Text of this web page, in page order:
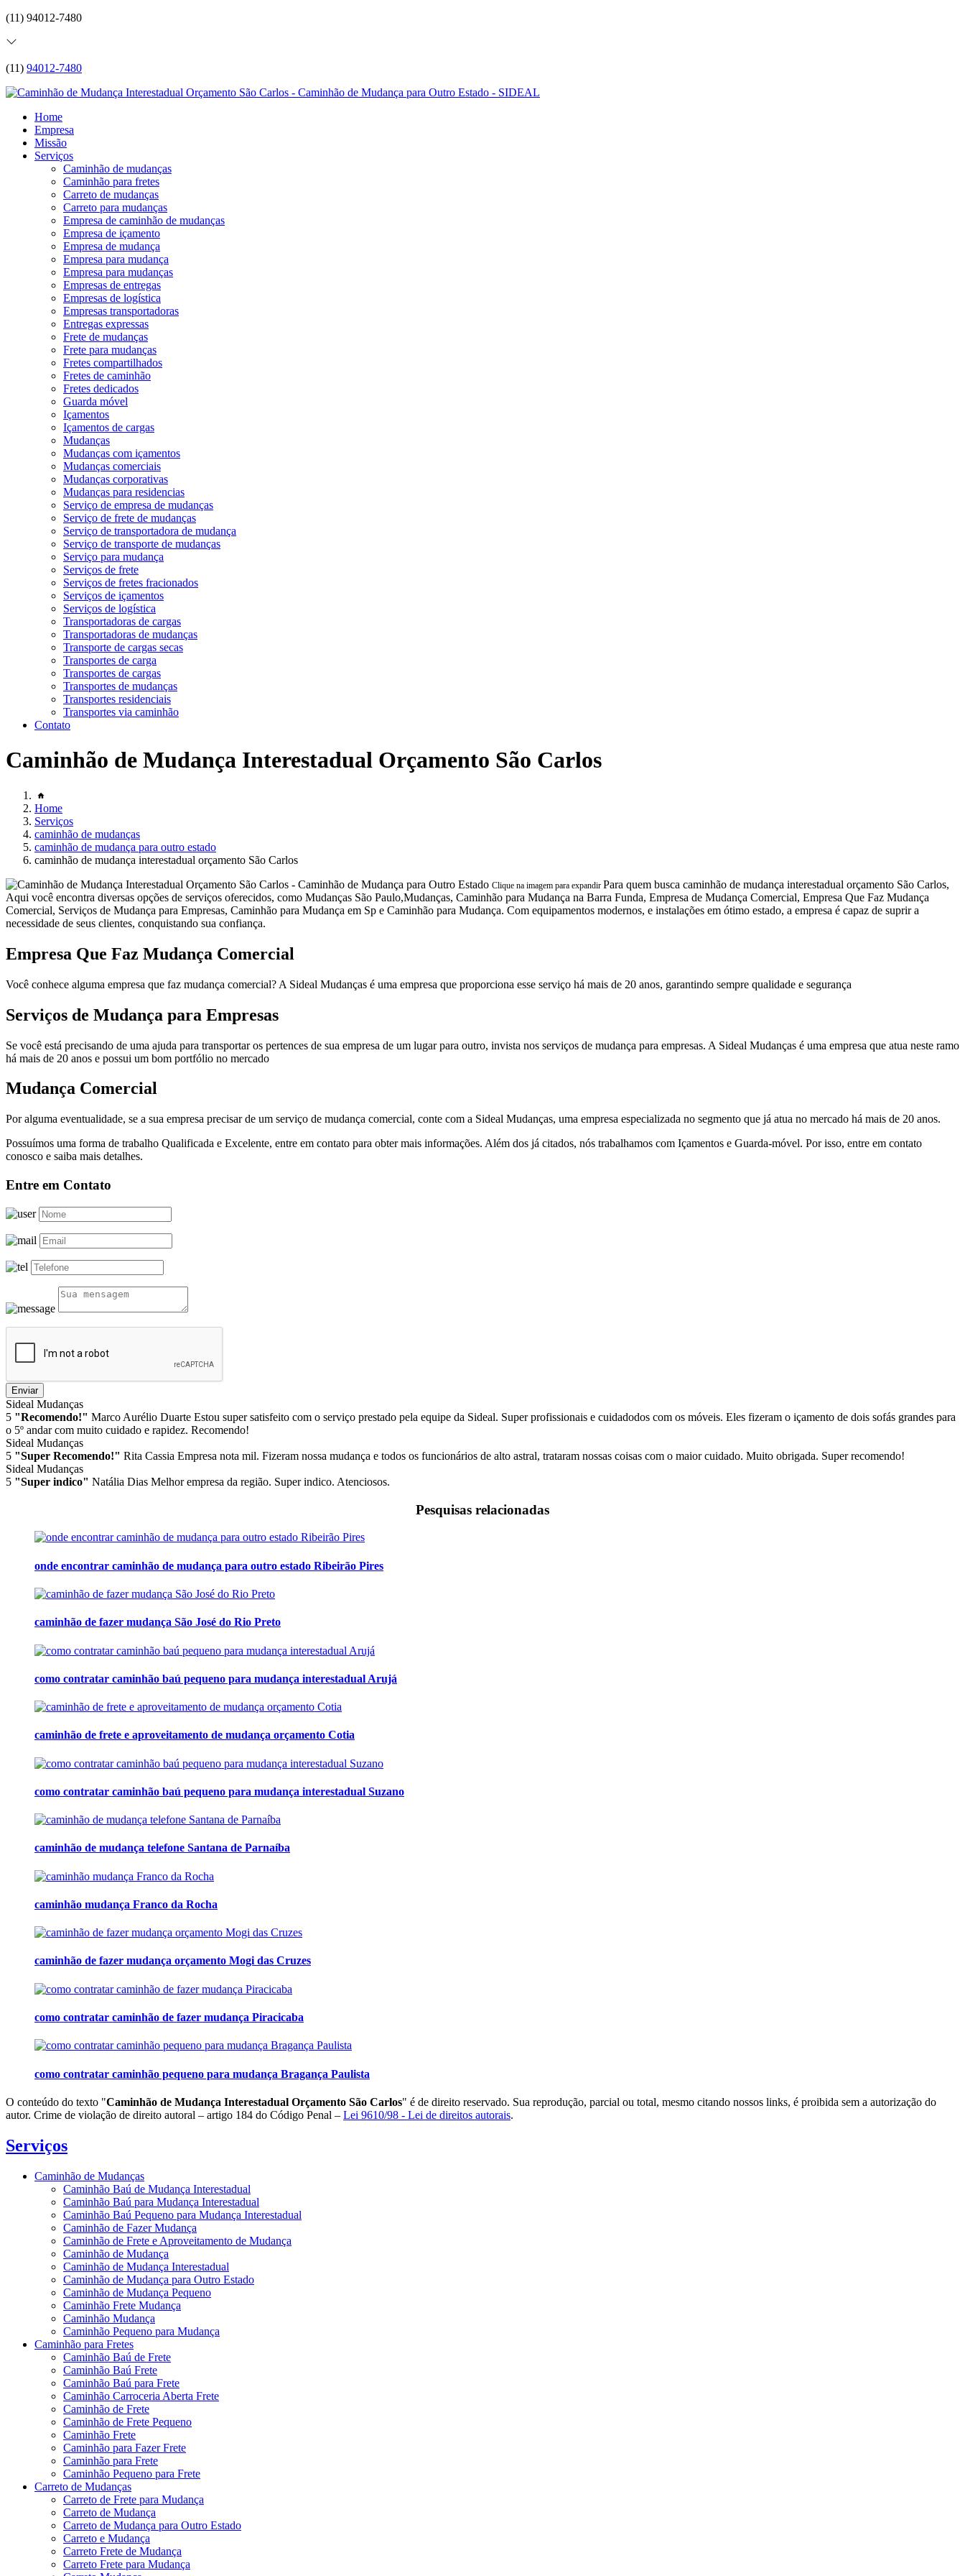
(11) 94012-7480
(11) 94012-7480
Home
Empresa
Missão
Serviços
Caminhão de mudanças
Caminhão para fretes
Carreto de mudanças
Carreto para mudanças
Empresa de caminhão de mudanças
Empresa de içamento
Empresa de mudança
Empresa para mudança
Empresa para mudanças
Empresas de entregas
Empresas de logística
Empresas transportadoras
Entregas expressas
Frete de mudanças
Frete para mudanças
Fretes compartilhados
Fretes de caminhão
Fretes dedicados
Guarda móvel
Içamentos
Içamentos de cargas
Mudanças
Mudanças com içamentos
Mudanças comerciais
Mudanças corporativas
Mudanças para residencias
Serviço de empresa de mudanças
Serviço de frete de mudanças
Serviço de transportadora de mudança
Serviço de transporte de mudanças
Serviço para mudança
Serviços de frete
Serviços de fretes fracionados
Serviços de içamentos
Serviços de logística
Transportadoras de cargas
Transportadoras de mudanças
Transporte de cargas secas
Transportes de carga
Transportes de cargas
Transportes de mudanças
Transportes residenciais
Transportes via caminhão
Contato
Caminhão de Mudança Interestadual Orçamento São Carlos
Home
Serviços
caminhão de mudanças
caminhão de mudança para outro estado
caminhão de mudança interestadual orçamento São Carlos
Clique na imagem para expandir Para quem busca caminhão de mudança interestadual orçamento São Carlos,
Aqui você encontra diversas opções de serviços oferecidos, como Mudanças São Paulo,Mudanças, Caminhão para Mudança na Barra Funda, Empresa de Mudança Comercial, Empresa Que Faz Mudança
Comercial, Serviços de Mudança para Empresas, Caminhão para Mudança em Sp e Caminhão para Mudança. Com equipamentos modernos, e instalações em ótimo estado, a empresa é capaz de suprir a
necessidade de seus clientes, conquistando sua confiança.
Empresa Que Faz Mudança Comercial
Você conhece alguma empresa que faz mudança comercial? A Sideal Mudanças é uma empresa que proporciona esse serviço há mais de 20 anos, garantindo sempre qualidade e segurança
Serviços de Mudança para Empresas
Se você está precisando de uma ajuda para transportar os pertences de sua empresa de um lugar para outro, invista nos serviços de mudança para empresas. A Sideal Mudanças é uma empresa que atua neste ramo
há mais de 20 anos e possui um bom portfólio no mercado
Mudança Comercial
Por alguma eventualidade, se a sua empresa precisar de um serviço de mudança comercial, conte com a Sideal Mudanças, uma empresa especializada no segmento que já atua no mercado há mais de 20 anos.
Possuímos uma forma de trabalho Qualificada e Excelente, entre em contato para obter mais informações. Além dos já citados, nós trabalhamos com Içamentos e Guarda-móvel. Por isso, entre em contato
conosco e saiba mais detalhes.
Entre em Contato
Enviar
Sideal Mudanças
5 "Recomendo!" Marco Aurélio Duarte Estou super satisfeito com o serviço prestado pela equipe da Sideal. Super profissionais e cuidadodos com os móveis. Eles fizeram o içamento de dois sofás grandes para
o 5º andar com muito cuidado e rapidez. Recomendo!
Sideal Mudanças
5 "Super Recomendo!" Rita Cassia Empresa nota mil. Fizeram nossa mudança e todos os funcionários de alto astral, trataram nossas coisas com o maior cuidado. Muito obrigada. Super recomendo!
Sideal Mudanças
5 "Super indico" Natália Dias Melhor empresa da região. Super indico. Atenciosos.
Pesquisas relacionadas
onde encontrar caminhão de mudança para outro estado Ribeirão Pires
caminhão de fazer mudança São José do Rio Preto
como contratar caminhão baú pequeno para mudança interestadual Arujá
caminhão de frete e aproveitamento de mudança orçamento Cotia
como contratar caminhão baú pequeno para mudança interestadual Suzano
caminhão de mudança telefone Santana de Parnaíba
caminhão mudança Franco da Rocha
caminhão de fazer mudança orçamento Mogi das Cruzes
como contratar caminhão de fazer mudança Piracicaba
como contratar caminhão pequeno para mudança Bragança Paulista
O conteúdo do texto "Caminhão de Mudança Interestadual Orçamento São Carlos" é de direito reservado. Sua reprodução, parcial ou total, mesmo citando nossos links, é proibida sem a autorização do
autor. Crime de violação de direito autoral – artigo 184 do Código Penal – Lei 9610/98 - Lei de direitos autorais.
Serviços
Caminhão de Mudanças
Caminhão Baú de Mudança Interestadual
Caminhão Baú para Mudança Interestadual
Caminhão Baú Pequeno para Mudança Interestadual
Caminhão de Fazer Mudança
Caminhão de Frete e Aproveitamento de Mudança
Caminhão de Mudança
Caminhão de Mudança Interestadual
Caminhão de Mudança para Outro Estado
Caminhão de Mudança Pequeno
Caminhão Frete Mudança
Caminhão Mudança
Caminhão Pequeno para Mudança
Caminhão para Fretes
Caminhão Baú de Frete
Caminhão Baú Frete
Caminhão Baú para Frete
Caminhão Carroceria Aberta Frete
Caminhão de Frete
Caminhão de Frete Pequeno
Caminhão Frete
Caminhão para Fazer Frete
Caminhão para Frete
Caminhão Pequeno para Frete
Carreto de Mudanças
Carreto de Frete para Mudança
Carreto de Mudança
Carreto de Mudança para Outro Estado
Carreto e Mudança
Carreto Frete de Mudança
Carreto Frete para Mudança